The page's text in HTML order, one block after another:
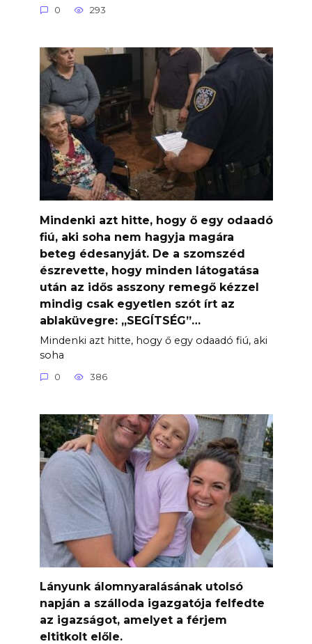
0 293
Mindenki azt hitte, hogy ő egy odaadó
fiú, aki soha nem hagyja magára
beteg édesanyját. De a szomszéd
észrevette, hogy minden látogatása
után az idős asszony remegő kézzel
mindig csak egyetlen szót írt az
ablaküvegre: „SEGÍTSÉG”…
Mindenki azt hitte, hogy ő egy odaadó fiú, aki
soha
0 386
Lányunk álomnyaralásának utolsó
napján a szálloda igazgatója felfedte
az igazságot, amelyet a férjem
eltitkolt előle.